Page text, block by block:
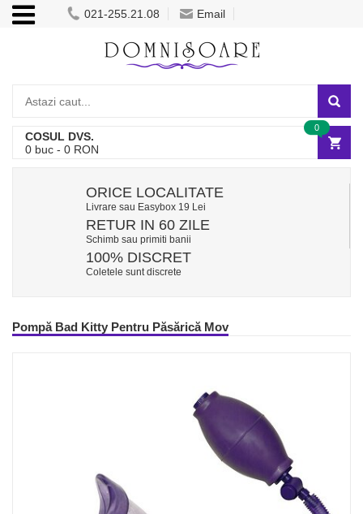
021-255.21.08 Email
COSUL DVS.
0 buc - 0 RON
0
ORICE LOCALITATE
Livrare sau Easybox 19 Lei
RETUR IN 60 ZILE
Schimb sau primiti banii
100% DISCRET
Coletele sunt discrete
Pompă Bad Kitty Pentru Păsărică Mov